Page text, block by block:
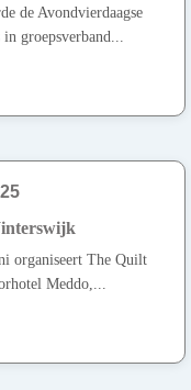
de Avondvierdaagse
groepsverband...
organiseert The Quilt
Meddo,...